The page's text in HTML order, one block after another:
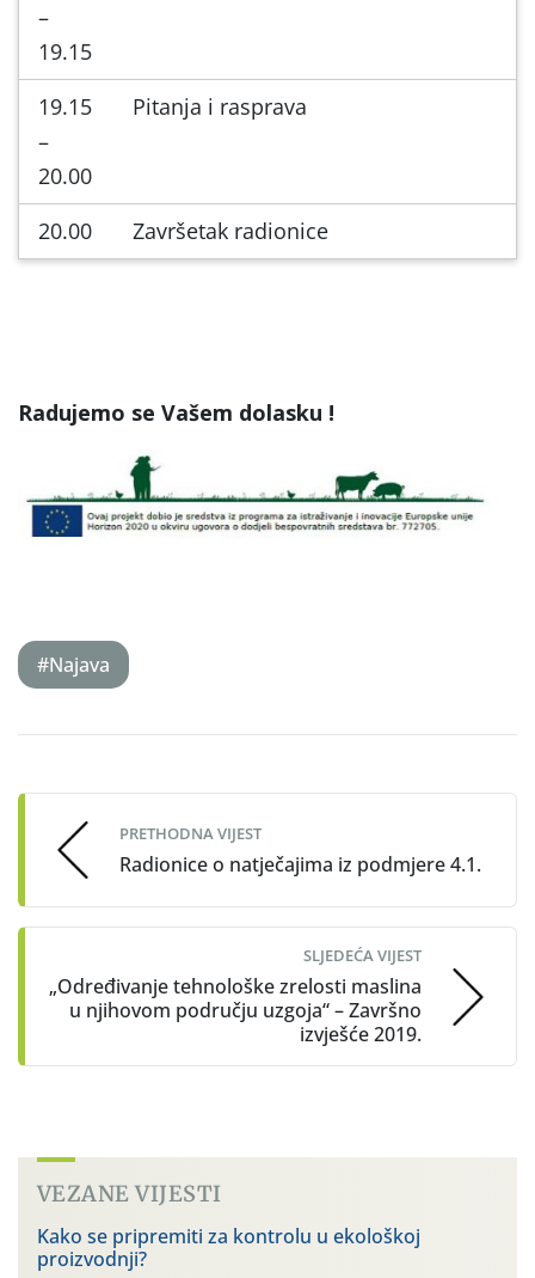
–
19.15
19.15
–
20.00
Pitanja i rasprava
20.00 Završetak radionice
Radujemo se Vašem dolasku !
#Najava
navigation
PRETHODNA VIJEST
Radionice o natječajima iz podmjere 4.1.
SLJEDEĆA VIJEST
„Određivanje tehnološke zrelosti maslina
u njihovom području uzgoja“ – Završno
izvješće 2019.
VEZANE VIJESTI
Kako se pripremiti za kontrolu u ekološkoj
proizvodnji?